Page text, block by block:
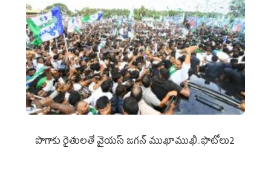
పొగాకు రైతుల‌తో వైయ‌స్ జ‌గ‌న్ ముఖాముఖి..ఫొటోలు2